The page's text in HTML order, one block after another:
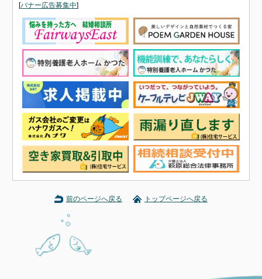
[バナー広告募集中]
前のページへ戻る トップページへ戻る